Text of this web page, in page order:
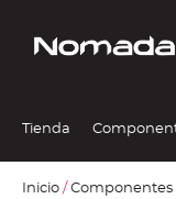
Tienda
Inicio / Componentes